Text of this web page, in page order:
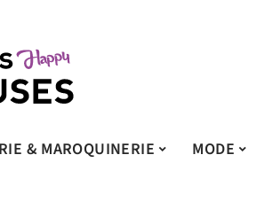
& MAROQUINERIE MODE